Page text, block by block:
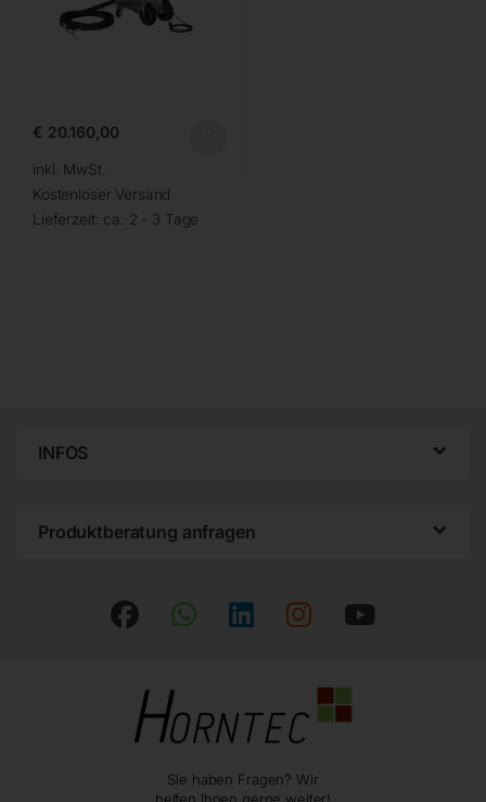
€ 20.160,00
inkl. MwSt.
Kostenloser Versand
Lieferzeit: ca. 2 - 3 Tage
INFOS
Produktberatung anfragen
Sie haben Fragen? Wir